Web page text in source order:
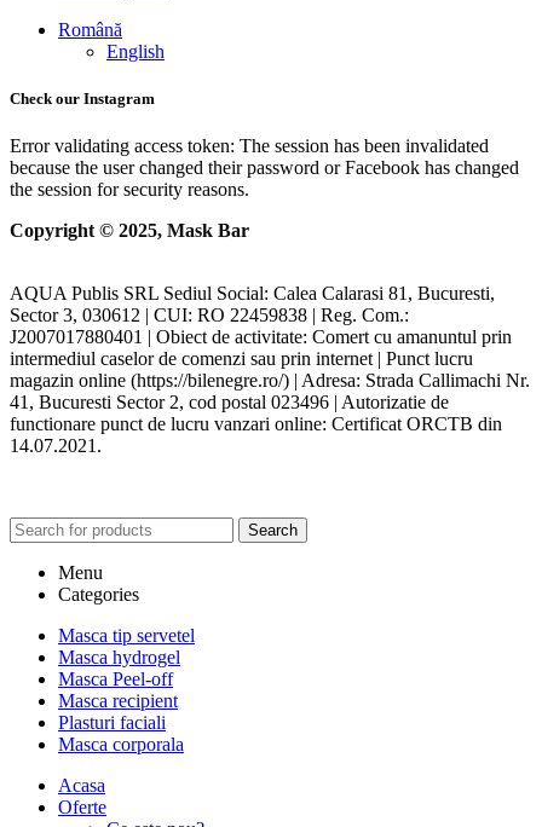
Română
English
Check our Instagram
Error validating access token: The session has been invalidated
because the user changed their password or Facebook has changed
the session for security reasons.
Copyright © 2025, Mask Bar
AQUA Publis SRL Sediul Social: Calea Calarasi 81, Bucuresti,
Sector 3, 030612 | CUI: RO 22459838 | Reg. Com.:
J2007017880401 | Obiect de activitate: Comert cu amanuntul prin
intermediul caselor de comenzi sau prin internet | Punct lucru
magazin online (https://bilenegre.ro/) | Adresa: Strada Callimachi Nr.
41, Bucuresti Sector 2, cod postal 023496 | Autorizatie de
functionare punct de lucru vanzari online: Certificat ORCTB din
14.07.2021.
Search
Menu
Categories
Masca tip servetel
Masca hydrogel
Masca Peel-off
Masca recipient
Plasturi faciali
Masca corporala
Acasa
Oferte